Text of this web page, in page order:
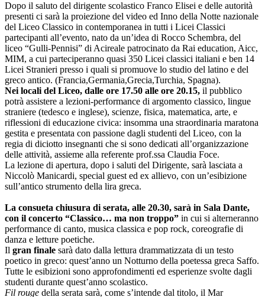
Dopo il saluto del dirigente scolastico Franco Elisei e delle autorità
presenti ci sarà la proiezione del video ed Inno della Notte nazionale
del Liceo Classico in contemporanea in tutti i Licei Classici
partecipanti all’evento, nato da un’idea di Rocco Schembra, del
liceo “Gulli-Pennisi” di Acireale patrocinato da Rai education, Aicc,
MIM, a cui parteciperanno quasi 350 Licei classici italiani e ben 14
Licei Stranieri presso i quali si promuove lo studio del latino e del
greco antico. (Francia,Germania,Grecia,Turchia, Spagna).
Nei locali del Liceo, dalle ore 17.50 alle ore 20.15, il pubblico
potrà assistere a lezioni-performance di argomento classico, lingue
straniere (tedesco e inglese), scienze, fisica, matematica, arte, e
riflessioni di educazione civica: insomma una straordinaria maratona
gestita e presentata con passione dagli studenti del Liceo, con la
regia di diciotto insegnanti che si sono dedicati all’organizzazione
delle attività, assieme alla referente prof.ssa Claudia Foce.
La lezione di apertura, dopo i saluti del Dirigente, sarà lasciata a
Niccolò Manicardi, special guest ed ex allievo, con un’esibizione
sull’antico strumento della lira greca.
La consueta chiusura di serata, alle 20.30, sarà in Sala Dante,
con il concerto “Classico… ma non troppo” in cui si alterneranno
performance di canto, musica classica e pop rock, coreografie di
danza e letture poetiche.
Il gran finale sarà dato dalla lettura drammatizzata di un testo
poetico in greco: quest’anno un Notturno della poetessa greca Saffo.
Tutte le esibizioni sono approfondimenti ed esperienze svolte dagli
studenti durante quest’anno scolastico.
Fil rouge della serata sarà, come s’intende dal titolo, il Mar